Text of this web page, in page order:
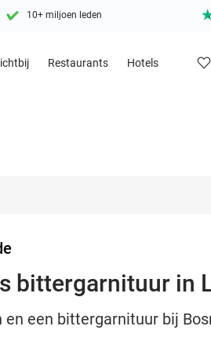
10+ miljoen leden
Restaurants Hotels
bittergarnituur in
een bittergarnituur bij